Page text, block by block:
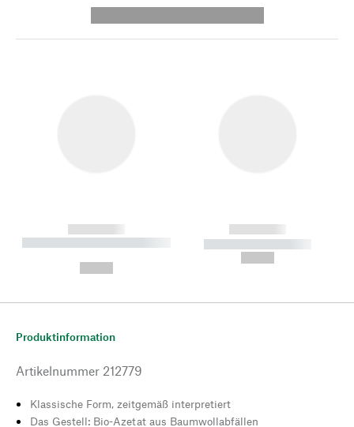
------------
----------- ----------- --------
------------
----------- -----------
Produktinformation
Artikelnummer 212779
Klassische Form, zeitgemäß interpretiert
Das Gestell: Bio-Azetat aus Baumwollabfällen